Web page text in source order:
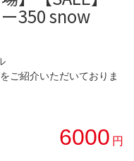
350 snow
ご紹介いただいておりま
6000 円